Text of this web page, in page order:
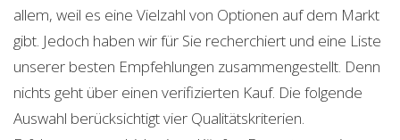
allem, weil es eine Vielzahl von Optionen auf dem Markt
gibt. Jedoch haben wir für Sie recherchiert und eine Liste
unserer besten Empfehlungen zusammengestellt. Denn
nichts geht über einen verifizierten Kauf. Die folgende
Auswahl berücksichtigt vier Qualitätskriterien.